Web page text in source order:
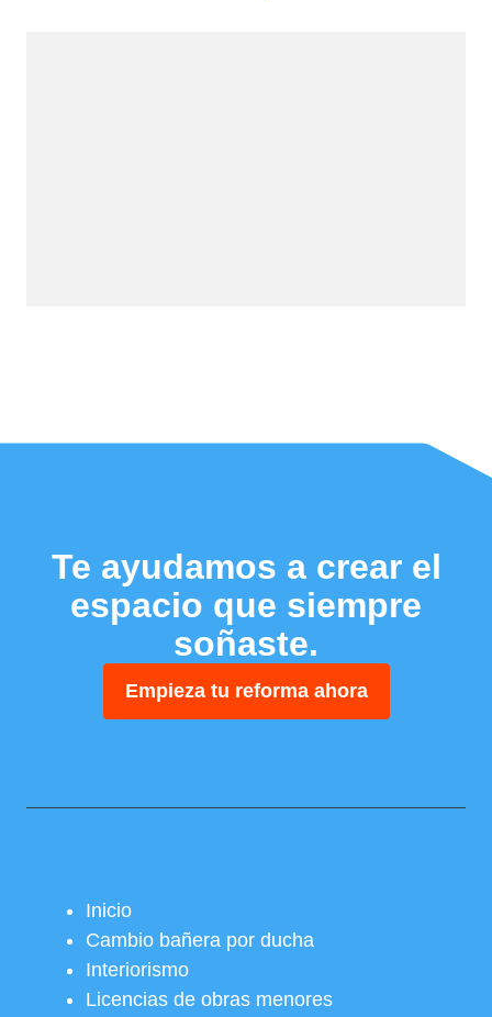
Te ayudamos a crear el
espacio que siempre
soñaste.
Empieza tu reforma ahora
Inicio
Cambio bañera por ducha
Interiorismo
Licencias de obras menores